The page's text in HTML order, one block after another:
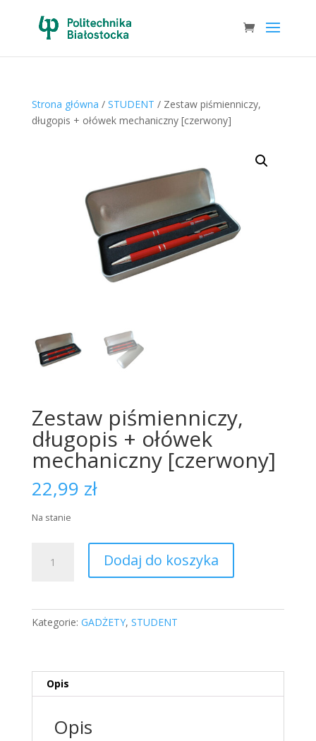
Strona główna / STUDENT / Zestaw piśmienniczy,
długopis + ołówek mechaniczny [czerwony]
Zestaw piśmienniczy,
długopis + ołówek
mechaniczny [czerwony]
22,99 zł
Na stanie
Zestaw
ołówek
Dodaj do koszyka
Kategorie: GADŻETY, STUDENT
Opis
Opis